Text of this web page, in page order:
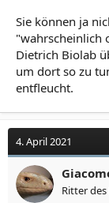
der
Sie können ja
"wahrscheinlich
Dietrich Biolab
um dort so zu
entfleucht.
4. April 2021
Ritter